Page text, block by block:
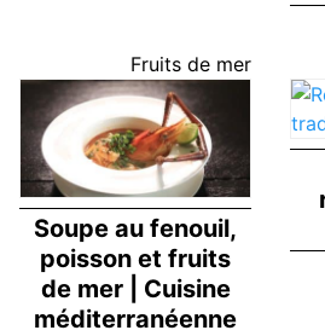
Fruits de mer
Soupe au fenouil,
poisson et fruits
de mer | Cuisine
méditerranéenne